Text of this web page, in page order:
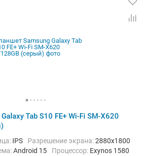
Tab S10 FE+ Wi-Fi SM-X620
IPS Разрешение экрана:2880x1800
Android 15 Процессор: Exynos 1580​